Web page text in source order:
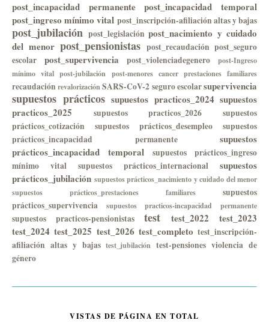
post_incapacidad permanente
post_incapacidad temporal
post_ingreso mínimo vital post_inscripción-afiliación altas y bajas
post_jubilación post_legislación post_nacimiento y cuidado
del menor post_pensionistas post_recaudación post_seguro
escolar
post_supervivencia post_violenciadegenero
post-Ingreso
mínimo vital post-jubilación post-menores cancer prestaciones familiares
recaudación revalorización SARS-CoV-2 seguro escolarsupervivencia
supuestos prácticos supuestos practicos_2024 supuestos
practicos_2025
supuestos practicos_2026
supuestos
prácticos_cotización
supuestos prácticos_desempleo
supuestos
prácticos_incapacidad permanente
supuestos
prácticos_incapacidad temporal
supuestos prácticos_ingreso
mínimo vital
supuestos prácticos_internacional
supuestos
prácticos_jubilación supuestos prácticos_nacimiento y cuidado del menor
supuestos prácticos_prestaciones familiares
supuestos
prácticos_supervivencia
supuestos practicos-incapacidad permanente
supuestos practicos-pensionistas test test_2022
test_2023
test_2024 test_2025 test_2026 test_completo test_inscripción-
afiliación altas y bajas test_jubilación test-pensiones violencia de
género
VISTAS DE PÁGINA EN TOTAL